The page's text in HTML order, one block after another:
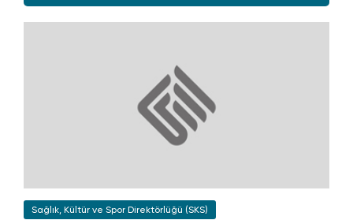
Sağlık, Kültür ve Spor Direktörlüğü (SKS)